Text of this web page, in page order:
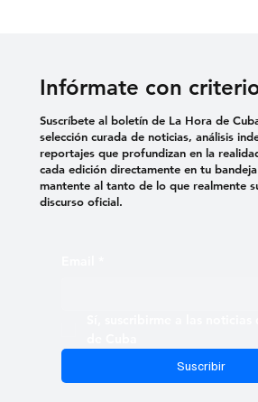
Infórmate con
Suscribir
Suscríbete al boletín de La Hora de
selección curada de noticias, análisis
reportajes que profundizan en la
cada edición directamente en tu
mantente al tanto de lo que realmente
discurso oficial.